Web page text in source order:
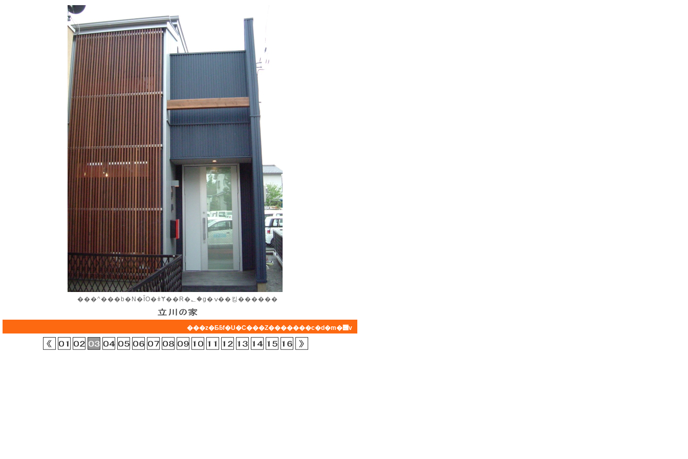
���^���b�N�ȊO�ǂɎ��R�؂�g�ݍ��킹������
���z�Ƃƃf�U�C���Z�������c�d�m�݌v